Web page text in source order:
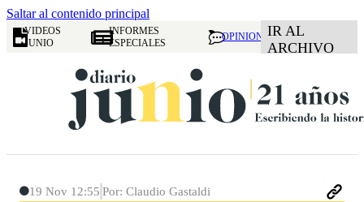
Saltar al contenido principal
VIDEOS
JUNIO
INFORMES
ESPECIALES
OPINION IR AL
ARCHIVO
19 Nov 12:55 Por: Claudio Gastaldi